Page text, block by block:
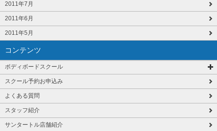
2011年7月
2011年6月
2011年5月
コンテンツ
ボディボードスクール
スクール予約お申込み
よくある質問
スタッフ紹介
サンタートル店舗紹介